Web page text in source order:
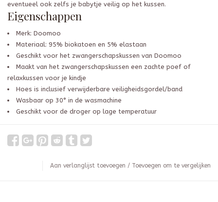
eventueel ook zelfs je babytje veilig op het kussen.
Eigenschappen
Merk: Doomoo
Materiaal: 95% biokatoen en 5% elastaan
Geschikt voor het zwangerschapskussen van Doomoo
Maakt van het zwangerschapskussen een zachte poef of
relaxkussen voor je kindje
Hoes is inclusief verwijderbare veiligheidsgordel/band
Wasbaar op 30° in de wasmachine
Geschikt voor de droger op lage temperatuur
Aan verlanglijst toevoegen / Toevoegen om te vergelijken